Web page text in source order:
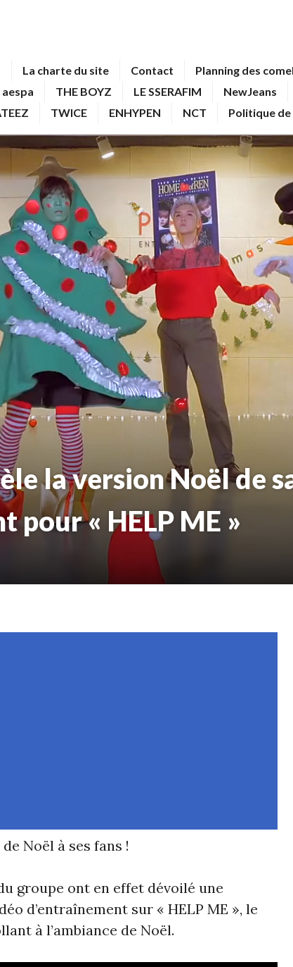
La charte du site Contact Planning des
aespa THE BOYZ LE SSERAFIM NewJeans
TWICE ENHYPEN NCT Politique
la version Noël de
pour « HELP ME »
Noël à ses fans !
groupe ont en effet dévoilé une
d’entraînement sur « HELP ME », le
à l’ambiance de Noël.